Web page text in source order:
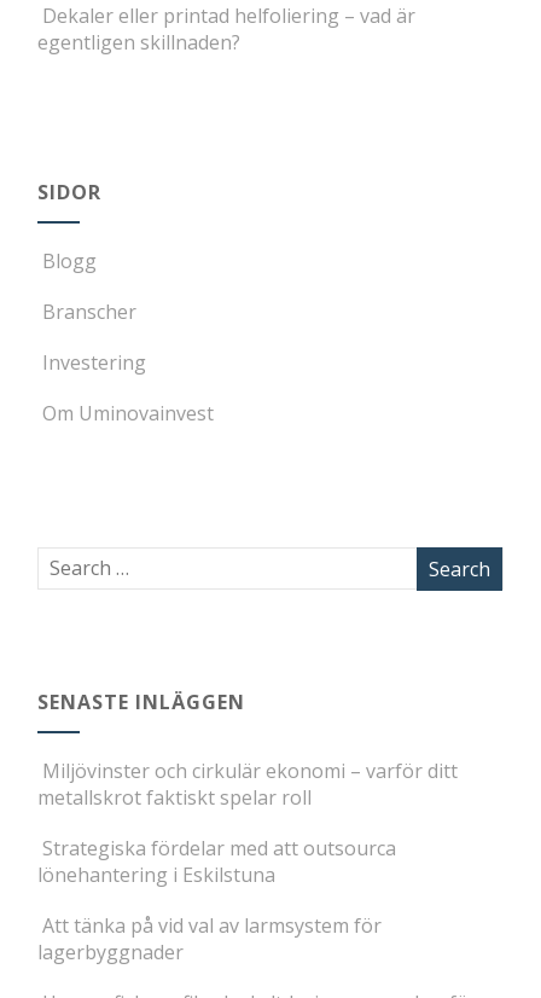
Dekaler eller printad helfoliering – vad är
egentligen skillnaden?
SIDOR
Blogg
Branscher
Investering
Om Uminovainvest
SENASTE INLÄGGEN
Miljövinster och cirkulär ekonomi – varför ditt
metallskrot faktiskt spelar roll
Strategiska fördelar med att outsourca
lönehantering i Eskilstuna
Att tänka på vid val av larmsystem för
lagerbyggnader